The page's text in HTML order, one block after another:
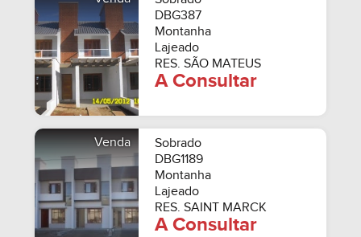
DBG387
Montanha
Lajeado
RES. SÃO MATEUS
A Consultar
Venda
Sobrado
DBG1189
Montanha
Lajeado
RES. SAINT MARCK
A Consultar